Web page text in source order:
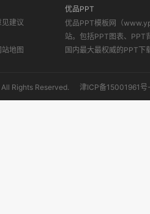
见建议
站地图
优品PPT
优品PPT模板网（
站。包括PPT图表、PPT
国内最大最权威的PPT下
Rights Reserved. 津ICP备15001961号